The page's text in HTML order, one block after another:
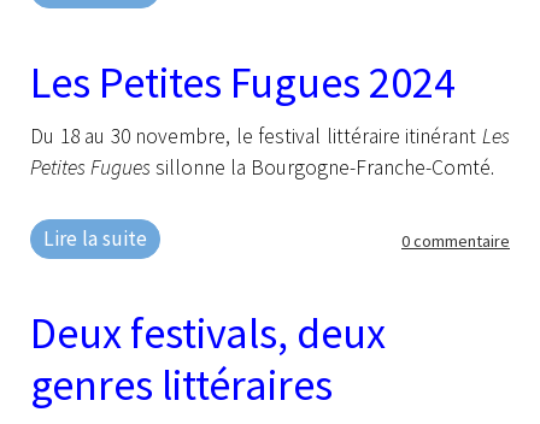
Les Petites Fugues 2024
Du 18 au 30 novembre, le festival littéraire itinérant Les
Petites Fugues sillonne la Bourgogne-Franche-Comté.
Lire la suite 0 commentaire
Deux festivals, deux
genres littéraires